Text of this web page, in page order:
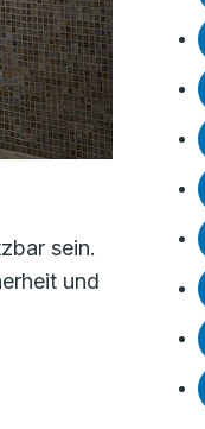
sein.
und